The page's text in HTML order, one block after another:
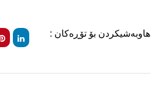
هاوبەشیکردن بۆ تۆڕەکان :